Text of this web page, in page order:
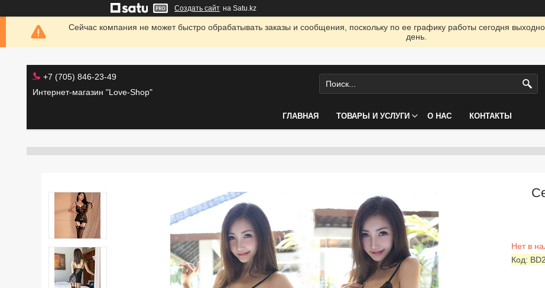
Создать сайт на Satu.kz
Сейчас компания не может быстро обрабатывать заказы и сообщения, поскольку по ее графику работы сегодня
день.
+7 (705) 846-23-49
Интернет-магазин "Love-Shop"
ГЛАВНАЯ ТОВАРЫ И УСЛУГИ О НАС КОНТАКТЫ
Нет в
Код: